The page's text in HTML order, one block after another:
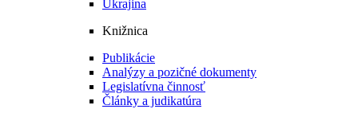
Ukrajina
Knižnica
Publikácie
Analýzy a pozičné dokumenty
Legislatívna činnosť
Články a judikatúra